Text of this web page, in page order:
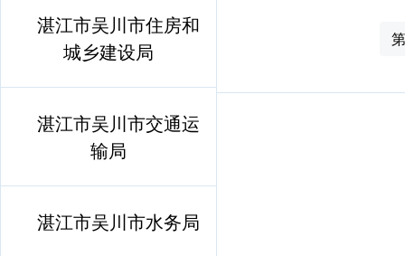
湛江市吴川市住房和
城乡建设局
湛江市吴川市交通运
输局
湛江市吴川市水务局